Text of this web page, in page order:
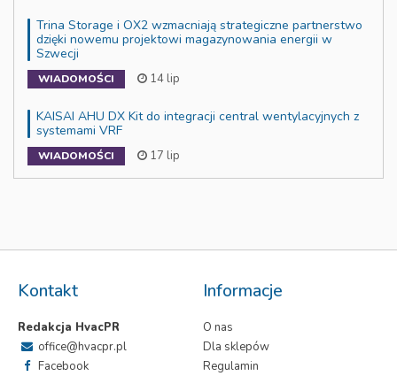
Trina Storage i OX2 wzmacniają strategiczne partnerstwo
dzięki nowemu projektowi magazynowania energii w
Szwecji
WIADOMOŚCI 14 lip
KAISAI AHU DX Kit do integracji central wentylacyjnych z
systemami VRF
WIADOMOŚCI 17 lip
Kontakt
Redakcja HvacPR
office@hvacpr.pl
Facebook
Informacje
O nas
Dla sklepów
Regulamin